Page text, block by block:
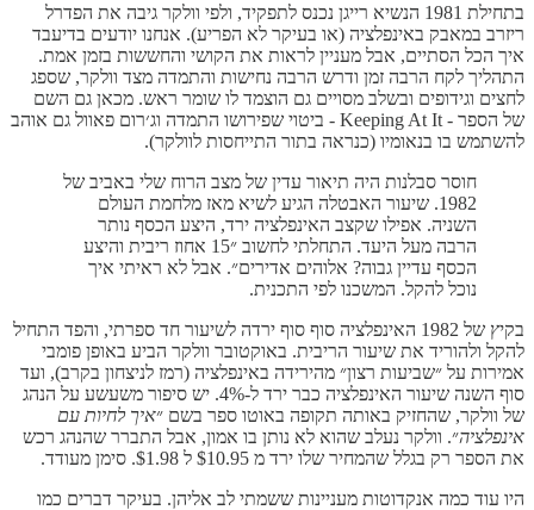
בתחילת 1981 הנשיא רייגן נכנס לתפקיד, ולפי וולקר גיבה את הפדרל
ריזרב במאבק באינפלציה (או בעיקר לא הפריע). אנחנו יודעים בדיעבד
איך הכל הסתיים, אבל מעניין לראות את הקושי והחששות בזמן אמת.
התהליך לקח הרבה זמן ודרש הרבה נחישות והתמדה מצד וולקר, שספג
לחצים וגידופים ובשלב מסויים גם הוצמד לו שומר ראש. מכאן גם השם
של הספר - Keeping At It - ביטוי שפירושו התמדה וג׳רום פאוול גם אוהב
להשתמש בו בנאומיו (כנראה בתור התייחסות לוולקר).
חוסר סבלנות היה תיאור עדין של מצב הרוח שלי באביב של
1982. שיעור האבטלה הגיע לשיא מאז מלחמת העולם
השניה. אפילו שקצב האינפלציה ירד, היצע הכסף נותר
הרבה מעל היעד. התחלתי לחשוב ״15 אחוז ריבית והיצע
הכסף עדיין גבוה? אלוהים אדירים״. אבל לא ראיתי איך
נוכל להקל. המשכנו לפי התכנית.
בקיץ של 1982 האינפלציה סוף סוף ירדה לשיעור חד ספרתי, והפד התחיל
להקל ולהוריד את שיעור הריבית. באוקטובר וולקר הביע באופן פומבי
אמירות על ״שביעות רצון״ מהירידה באינפלציה (רמז לניצחון בקרב), ועד
סוף השנה שיעור האינפלציה כבר ירד ל-4%. יש סיפור משעשע על הנהג
של וולקר, שהחזיק באותה תקופה באוטו ספר בשם ״איך לחיות עם
אינפלציה״. וולקר נעלב שהוא לא נותן בו אמון, אבל התברר שהנהג רכש
את הספר רק בגלל שהמחיר שלו ירד מ $10.95 ל $1.98. סימן מעודד.
היו עוד כמה אנקדוטות מעניינות ששמתי לב אליהן. בעיקר דברים כמו